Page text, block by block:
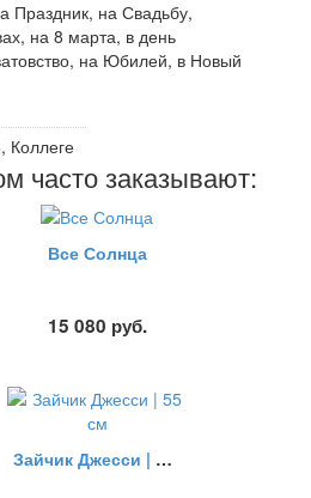
Праздник, на Свадьбу,
на 8 марта, в день
на Юбилей, в Новый
часто заказывают:
Все Солнца
15 080 руб.
Зайчик Джесси | 55 см